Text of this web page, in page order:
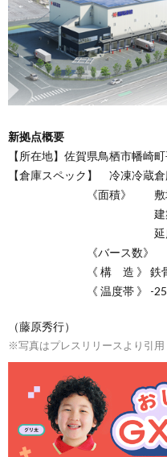
新拠点概要
【所在地】佐賀県鳥栖市幡崎
【倉庫スペック】 冷凍冷
《面積》 敷地面
建築面積
延床面積
《バース
《 構 造 》 鉄骨
《 温度帯 》 -25°C
（藤原秀行）
※写真はプレスリリースより引用